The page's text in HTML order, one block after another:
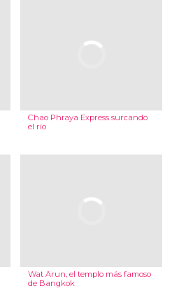
Chao Phraya Express surcando
el río
Wat Arun, el templo más famoso
de Bangkok